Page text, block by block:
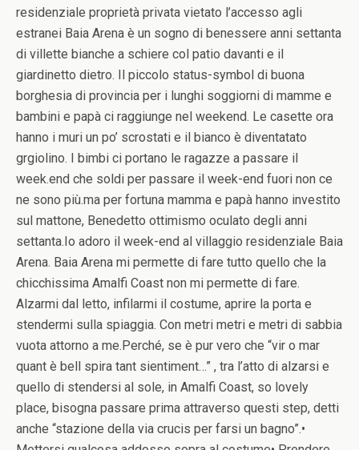
residenziale proprietà privata vietato l’accesso agli
estranei Baia Arena è un sogno di benessere anni settanta
di villette bianche a schiere col patio davanti e il
giardinetto dietro. Il piccolo status-symbol di buona
borghesia di provincia per i lunghi soggiorni di mamme e
bambini e papà ci raggiunge nel weekend. Le casette ora
hanno i muri un po’ scrostati e il bianco è diventatato
grgiolino. I bimbi ci portano le ragazze a passare il
week.end che soldi per passare il week-end fuori non ce
ne sono più.ma per fortuna mamma e papà hanno investito
sul mattone, Benedetto ottimismo oculato degli anni
settanta.Io adoro il week-end al villaggio residenziale Baia
Arena. Baia Arena mi permette di fare tutto quello che la
chicchissima Amalfi Coast non mi permette di fare.
Alzarmi dal letto, infilarmi il costume, aprire la porta e
stendermi sulla spiaggia. Con metri metri e metri di sabbia
vuota attorno a me.Perché, se è pur vero che “vir o mar
quant è bell spira tant sientiment…” , tra l’atto di alzarsi e
quello di stendersi al sole, in Amalfi Coast, so lovely
place, bisogna passare prima attraverso questi step, detti
anche “stazione della via crucis per farsi un bagno”.•